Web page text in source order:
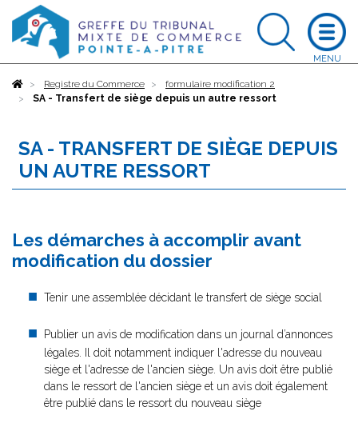
AccueilRegistre du Commerce
formulaire modification 2
SA - Transfert de siège depuis un autre ressort
SA - TRANSFERT DE SIÈGE DEPUIS
UN AUTRE RESSORT
Les démarches à accomplir avant
modification du dossier
Tenir une assemblée décidant le transfert de siège social
Publier un avis de modification dans un journal d’annonces
légales. Il doit notamment indiquer l'adresse du nouveau
siège et l'adresse de l'ancien siège. Un avis doit être publié
dans le ressort de l'ancien siège et un avis doit également
être publié dans le ressort du nouveau siège